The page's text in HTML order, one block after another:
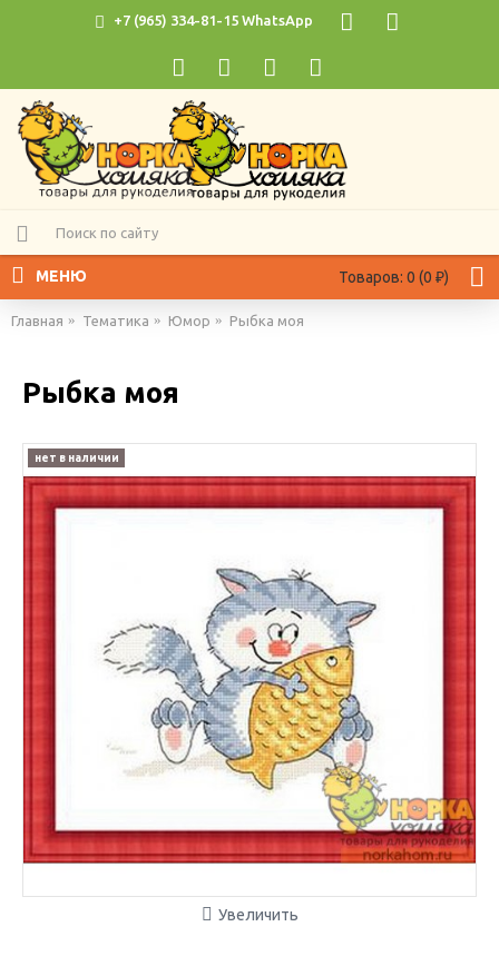
+7 (965) 334-81-15 WhatsApp
Товаров: 0 (0 ₽)
МЕНЮ
Главная Тематика Юмор Рыбка моя
Рыбка моя
нет в наличии
Увеличить